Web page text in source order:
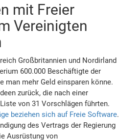
mit Freier
Vereinigten
Großbritannien und Nordirland
600.000 Beschäftigte der
man mehr Geld einsparen könne.
zurück, die nach einer
von 31 Vorschlägen führten.
beziehen sich auf Freie Software.
des Vertrags der Regierung
Ausrüstung von